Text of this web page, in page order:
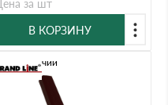
Цена за шт
В КОРЗИНУ
В наличии